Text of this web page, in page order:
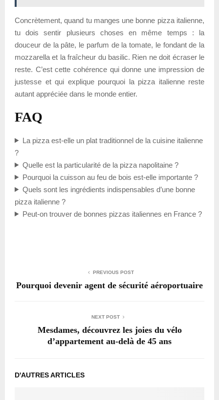
Concrètement, quand tu manges une bonne pizza italienne,
tu dois sentir plusieurs choses en même temps : la
douceur de la pâte, le parfum de la tomate, le fondant de la
mozzarella et la fraîcheur du basilic. Rien ne doit écraser le
reste. C’est cette cohérence qui donne une impression de
justesse et qui explique pourquoi la pizza italienne reste
autant appréciée dans le monde entier.
FAQ
La pizza est-elle un plat traditionnel de la cuisine italienne
?
Quelle est la particularité de la pizza napolitaine ?
Pourquoi la cuisson au feu de bois est-elle importante ?
Quels sont les ingrédients indispensables d’une bonne
pizza italienne ?
Peut-on trouver de bonnes pizzas italiennes en France ?
PREVIOUS POST
Pourquoi devenir agent de sécurité aéroportuaire
NEXT POST
Mesdames, découvrez les joies du vélo
d’appartement au-delà de 45 ans
D'AUTRES ARTICLES